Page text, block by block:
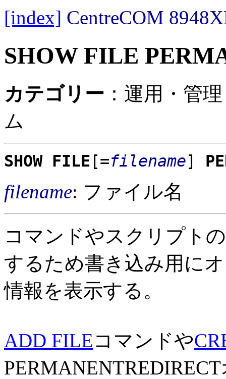
[index] CentreCOM
SHOW FILE
カテゴリー ：運用・管
ム
SHOW FILE [=filename]
filename: ファイル名
コマンドやスクリプト
するため書き込み用に
情報を表示する。
ADD FILEコマンドや